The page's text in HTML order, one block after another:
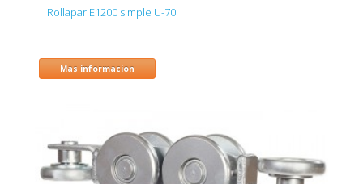
Rollapar E1200 simple U-70
Mas informacion